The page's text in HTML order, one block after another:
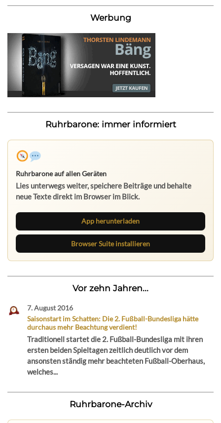
Werbung
Ruhrbarone: immer informiert
Ruhrbarone auf allen Geräten
Lies unterwegs weiter, speichere Beiträge und behalte
neue Texte direkt im Browser im Blick.
App herunterladen
Browser Suite installieren
Vor zehn Jahren...
7. August 2016
Saisonstart im Schatten: Die 2. Fußball-Bundesliga hätte
durchaus mehr Beachtung verdient!
Traditionell startet die 2. Fußball-Bundesliga mit ihren
ersten beiden Spieltagen zeitlich deutlich vor dem
ansonsten ständig mehr beachteten Fußball-Oberhaus,
welches...
Ruhrbarone-Archiv